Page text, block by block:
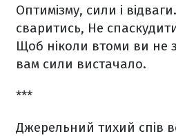
Оптимізму, сили і відваги.
сваритись, Не
Щоб ніколи втоми ви не
вам сили вистачало.
***
Джерельний тихий спів